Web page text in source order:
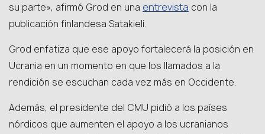
su parte», afirmó Grod en una entrevista con la
publicación finlandesa Satakieli.
Grod enfatiza que ese apoyo fortalecerá la posición en
Ucrania en un momento en que los llamados a la
rendición se escuchan cada vez más en Occidente.
Además, el presidente del CMU pidió a los países
nórdicos que aumenten el apoyo a los ucranianos